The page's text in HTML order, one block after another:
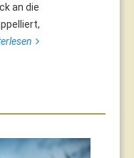
an die